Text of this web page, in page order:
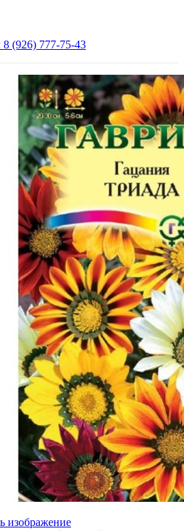
(926) 777-75-43
изображение